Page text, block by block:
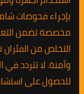
بإجراء فحوصات
مخصصة تضمن
التخلص من الفئران
وآمنة. لا تتردد في
للحصول على